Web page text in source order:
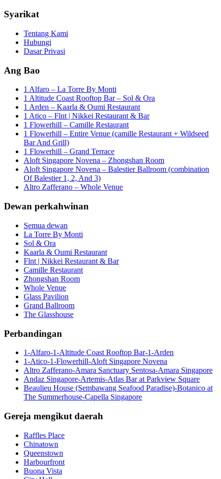
Syarikat
Tentang Kami
Hubungi
Dasar Privasi
Ang Bao
1 Alfaro – La Torre By Monti
1 Altitude Coast Rooftop Bar – Sol & Ora
1 Arden – Kaarla & Oumi Restaurant
1 Atico – Flnt | Nikkei Restaurant & Bar
1 Flowerhill – Camille Restaurant
1 Flowerhill – Entire Venue (camille Restaurant + Wildseed
Bar And Grill)
1 Flowerhill – Grand Terrace
Aloft Singapore Novena – Zhongshan Room
Aloft Singapore Novena – Balestier Ballroom (combination
Of Balestier 1, 2, And 3)
Altro Zafferano – Whole Venue
Dewan perkahwinan
Semua dewan
La Torre By Monti
Sol & Ora
Kaarla & Oumi Restaurant
Flnt | Nikkei Restaurant & Bar
Camille Restaurant
Zhongshan Room
Whole Venue
Glass Pavilion
Grand Ballroom
The Glasshouse
Perbandingan
1-Alfaro-1-Altitude Coast Rooftop Bar-1-Arden
1-Atico-1-Flowerhill-Aloft Singapore Novena
Altro Zafferano-Amara Sanctuary Sentosa-Amara Singapore
Andaz Singapore-Artemis-Atlas Bar at Parkview Square
Beaulieu House (Sembawang Seafood Paradise)-Botanico at
The Summerhouse-Capella Singapore
Gereja mengikut daerah
Raffles Place
Chinatown
Queenstown
Harbourfront
Buona Vista